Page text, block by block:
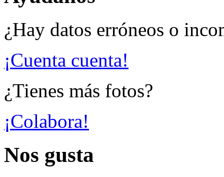
¿Hay datos erróneos o
¡Cuenta cuenta!
¿Tienes más fotos?
¡Colabora!
Nos gusta